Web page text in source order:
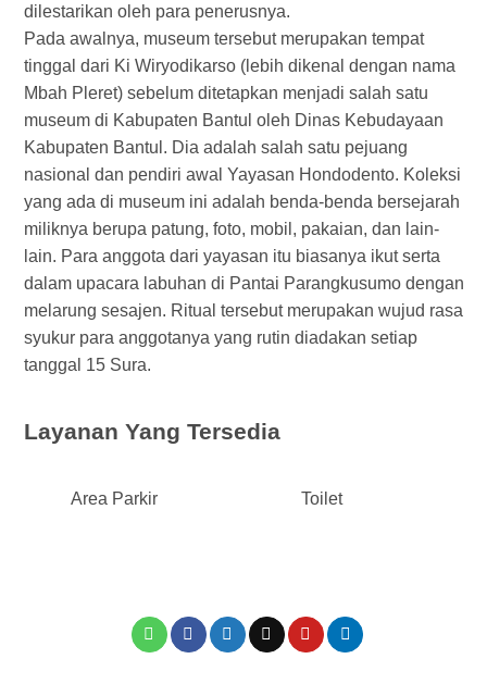
dilestarikan oleh para penerusnya.
Pada awalnya, museum tersebut merupakan tempat
tinggal dari Ki Wiryodikarso (lebih dikenal dengan nama
Mbah Pleret) sebelum ditetapkan menjadi salah satu
museum di Kabupaten Bantul oleh Dinas Kebudayaan
Kabupaten Bantul. Dia adalah salah satu pejuang
nasional dan pendiri awal Yayasan Hondodento. Koleksi
yang ada di museum ini adalah benda-benda bersejarah
miliknya berupa patung, foto, mobil, pakaian, dan lain-
lain. Para anggota dari yayasan itu biasanya ikut serta
dalam upacara labuhan di Pantai Parangkusumo dengan
melarung sesajen. Ritual tersebut merupakan wujud rasa
syukur para anggotanya yang rutin diadakan setiap
tanggal 15 Sura.
Layanan Yang Tersedia
Area Parkir Toilet